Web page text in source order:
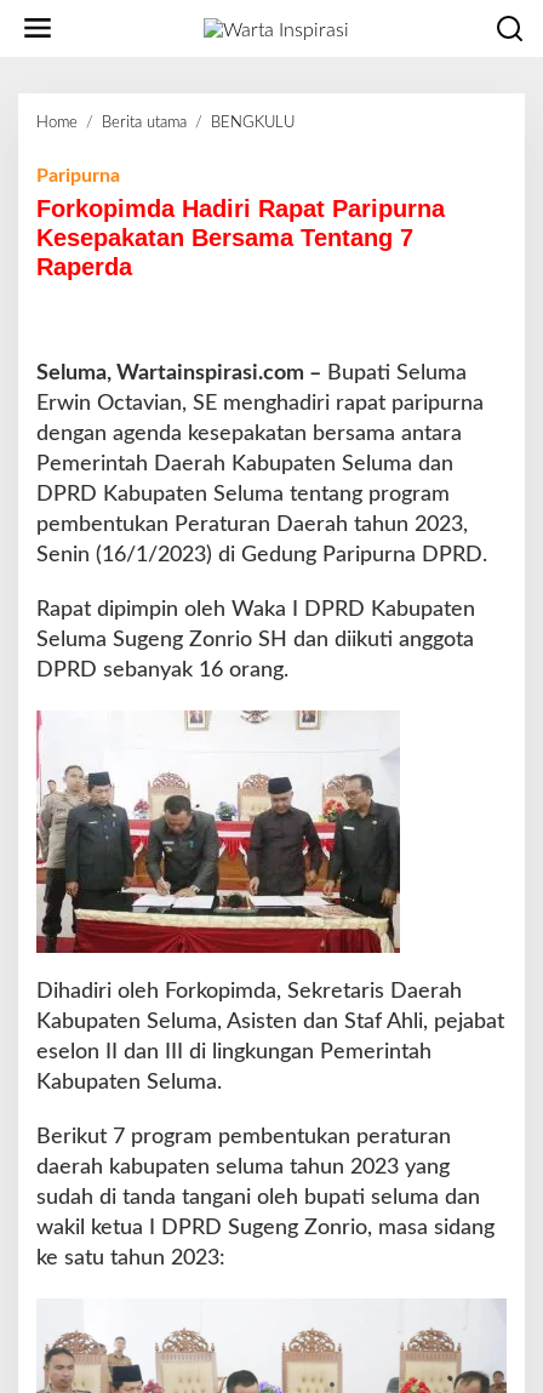
Home / Berita utama / BENGKULU
o
H
d
i
r
i
a
p
P
p
K
s
e
k
a
t
e
r
s
m
n
t
a
Paripurna
Forkopimda Hadiri Rapat Paripurna
Kesepakatan Bersama Tentang 7
Raperda
Seluma, Wartainspirasi.com – Bupati Seluma
Erwin Octavian, SE menghadiri rapat paripurna
dengan agenda kesepakatan bersama antara
Pemerintah Daerah Kabupaten Seluma dan
DPRD Kabupaten Seluma tentang program
pembentukan Peraturan Daerah tahun 2023,
Senin (16/1/2023) di Gedung Paripurna DPRD.
Rapat dipimpin oleh Waka I DPRD Kabupaten
Seluma Sugeng Zonrio SH dan diikuti anggota
DPRD sebanyak 16 orang.
Dihadiri oleh Forkopimda, Sekretaris Daerah
Kabupaten Seluma, Asisten dan Staf Ahli, pejabat
eselon II dan III di lingkungan Pemerintah
Kabupaten Seluma.
Berikut 7 program pembentukan peraturan
daerah kabupaten seluma tahun 2023 yang
sudah di tanda tangani oleh bupati seluma dan
wakil ketua I DPRD Sugeng Zonrio, masa sidang
ke satu tahun 2023: